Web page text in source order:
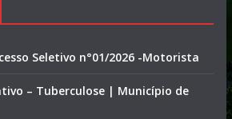
Seletivo n°01/2026 -Motorista
– Tuberculose | Município de